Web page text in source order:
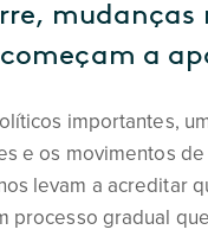
mudanças
a
importantes,
e os movimentos de
levam a acreditar
processo gradual